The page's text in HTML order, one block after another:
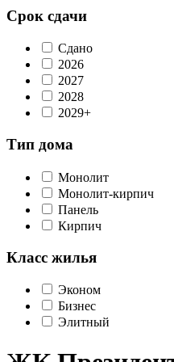
Срок сдачи
Сдано
2026
2027
2028
2029+
Тип дома
Монолит
Монолит-кирпич
Панель
Кирпич
Класс жилья
Эконом
Бизнес
Элитный